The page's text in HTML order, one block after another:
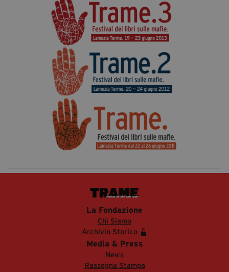
La Fondazione
Chi Siamo
Archivio Storico
Media & Press
News
Rassegna Stampa